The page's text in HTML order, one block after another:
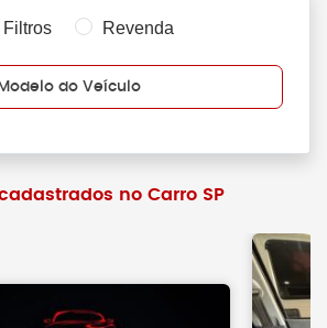
Filtros Revenda
do Veículo
no Carro SP